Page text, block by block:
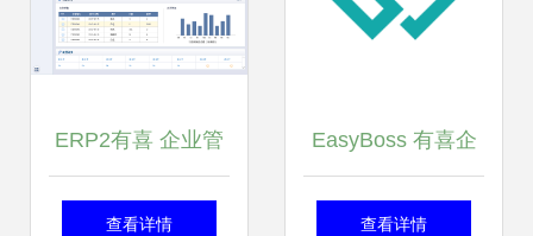
ERP2有喜 企业管
理的一场高效变革
查看详情
EasyBoss 有喜企
业ERP 助力中小企
查看详情